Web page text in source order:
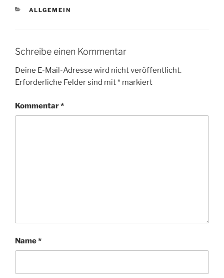
KATEGORIEN
ALLGEMEIN
Schreibe einen Kommentar
Deine E-Mail-Adresse wird nicht veröffentlicht.
Erforderliche Felder sind mit* markiert
Kommentar*
Name*